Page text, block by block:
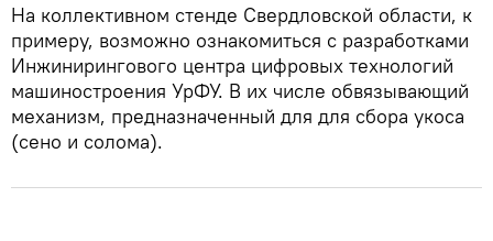
На коллективном стенде Свердловской области, к
примеру, возможно ознакомиться с разработками
Инжинирингового центра цифровых технологий
машиностроения УрФУ. В их числе обвязывающий
механизм, предназначенный для для сбора укоса
(сено и солома).